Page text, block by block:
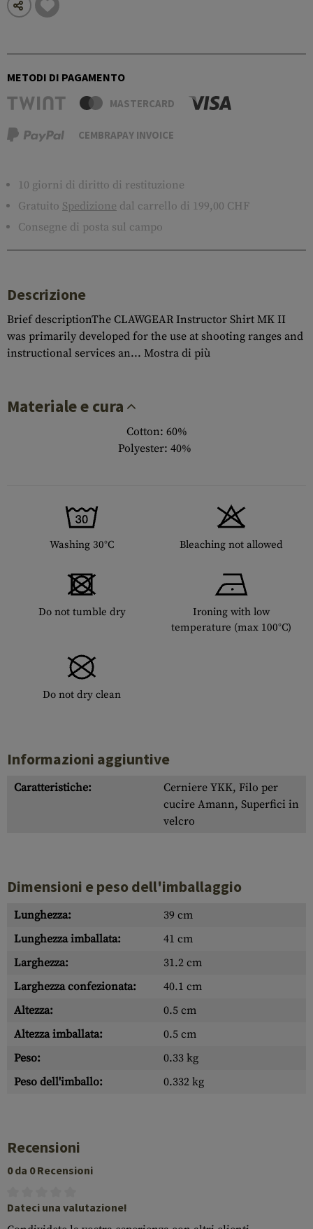
METODI DI PAGAMENTO
MASTERCARD
CEMBRAPAY INVOICE
10 giorni di diritto di restituzione
Gratuito Spedizione dal carrello di 199,00 CHF
Consegne di posta sul campo
Descrizione
Brief descriptionThe CLAWGEAR Instructor Shirt MK II
was primarily developed for the use at shooting ranges and
instructional services an... Mostra di più
Materiale e cura
Cotton: 60%
Polyester: 40%
Washing 30°C Bleaching not allowed
Do not tumble dry
Ironing with low
temperature (max 100°C)
Do not dry clean
Informazioni aggiuntive
Caratteristiche:
Cerniere YKK, Filo per
cucire Amann, Superfici in
velcro
Dimensioni e peso dell'imballaggio
Lunghezza:
39 cm
Lunghezza imballata:
41 cm
Larghezza:
31.2 cm
Larghezza confezionata:
40.1 cm
Altezza:
0.5 cm
Altezza imballata:
0.5 cm
Peso:
0.33 kg
Peso dell'imballo:
0.332 kg
Recensioni
0 da 0 Recensioni
Dateci una valutazione!